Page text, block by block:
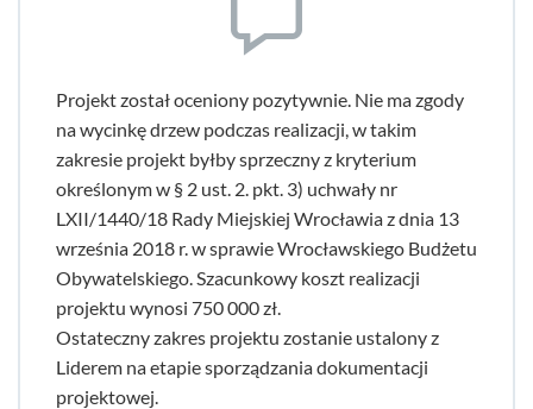
Projekt został oceniony pozytywnie. Nie ma zgody
na wycinkę drzew podczas realizacji, w takim
zakresie projekt byłby sprzeczny z kryterium
określonym w § 2 ust. 2. pkt. 3) uchwały nr
LXII/1440/18 Rady Miejskiej Wrocławia z dnia 13
września 2018 r. w sprawie Wrocławskiego Budżetu
Obywatelskiego. Szacunkowy koszt realizacji
projektu wynosi 750 000 zł.
Ostateczny zakres projektu zostanie ustalony z
Liderem na etapie sporządzania dokumentacji
projektowej.